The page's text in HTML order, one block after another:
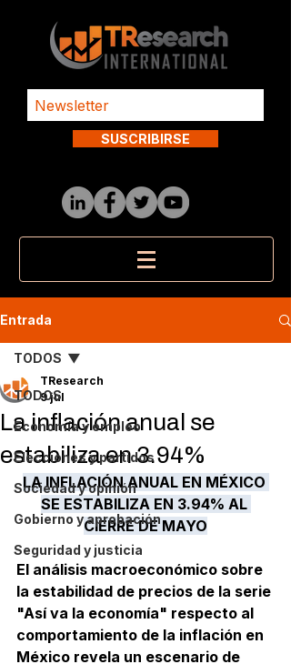
SUSCRIBIRSE
Entrada
TODOS
Economía y empleo
Elecciones y partidos
Sociedad y opinión
Gobierno y aprobación
Seguridad y justicia
TODOS
La inflación anual se
estabiliza en 3.94%
TResearch
9 jul
LA INFLACIÓN ANUAL EN MÉXICO
SE ESTABILIZA EN 3.94% AL
CIERRE DE MAYO
El análisis macroeconómico sobre
la estabilidad de precios de la serie
"Así va la economía" respecto al
comportamiento de la inflación en
México revela un escenario de